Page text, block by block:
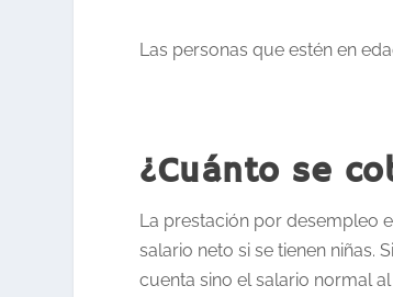
Las personas que estén en
¿Cuánto se
La prestación por desempleo
salario neto si se tienen niñas.
cuenta sino el salario normal